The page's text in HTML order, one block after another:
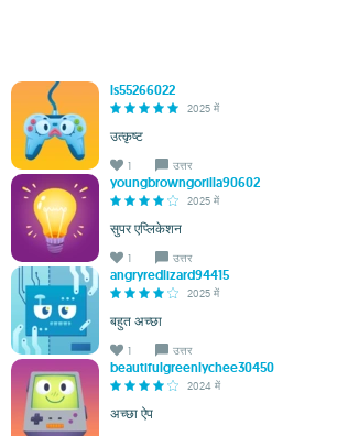
ls55266022
2025 में
उत्कृष्ट
1 उत्तर
youngbrowngorilla90602
2025 में
सुपर एप्लिकेशन
1 उत्तर
angryredlizard94415
2025 में
बहुत अच्छा
1 उत्तर
beautifulgreenlychee30450
2024 में
अच्छा ऐप